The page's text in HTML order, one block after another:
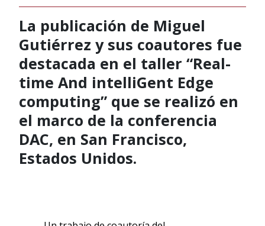
La publicación de Miguel
Gutiérrez y sus coautores fue
destacada en el taller “Real-
time And intelliGent Edge
computing” que se realizó en
el marco de la conferencia
DAC, en San Francisco,
Estados Unidos.